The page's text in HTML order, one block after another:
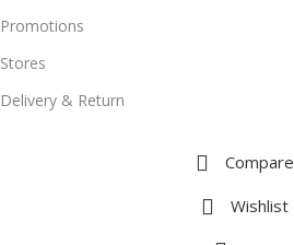
Promotions
Stores
Delivery & Return
Compare
Wishlist